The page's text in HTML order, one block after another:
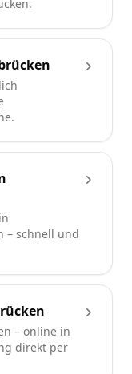
– schnell und
– online in
direkt per